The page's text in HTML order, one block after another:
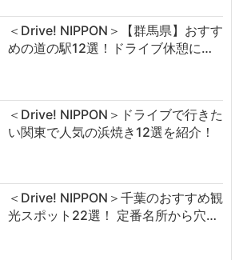
＜Drive! NIPPON＞【群馬県】おすす
めの道の駅12選！ドライブ休憩に…
＜Drive! NIPPON＞ドライブで行きた
い関東で人気の浜焼き12選を紹介！
＜Drive! NIPPON＞千葉のおすすめ観
光スポット22選！ 定番名所から穴…